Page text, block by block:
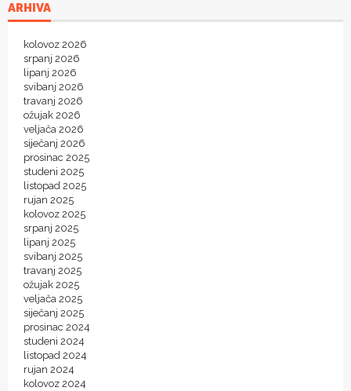
ARHIVA
kolovoz 2026
srpanj 2026
lipanj 2026
svibanj 2026
travanj 2026
ožujak 2026
veljača 2026
siječanj 2026
prosinac 2025
studeni 2025
listopad 2025
rujan 2025
kolovoz 2025
srpanj 2025
lipanj 2025
svibanj 2025
travanj 2025
ožujak 2025
veljača 2025
siječanj 2025
prosinac 2024
studeni 2024
listopad 2024
rujan 2024
kolovoz 2024